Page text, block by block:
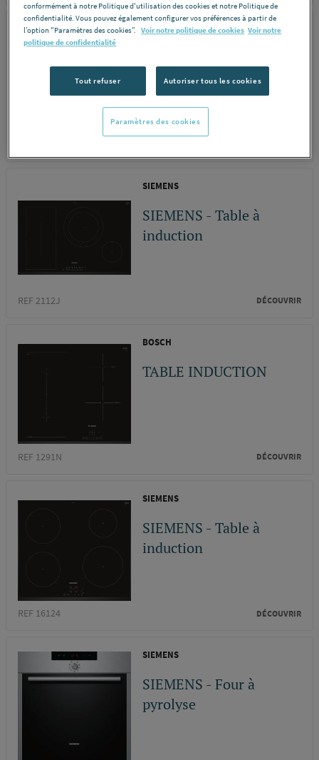
SIEMENS
tiroir
SIEMENS
SIEMENS - Table à
induction
REF 2112J DÉCOUVRIR
BOSCH
TABLE INDUCTION
REF 1291N DÉCOUVRIR
SIEMENS
SIEMENS - Table à
induction
REF 16124 DÉCOUVRIR
SIEMENS
SIEMENS - Four à
pyrolyse
conformément à notre Politique d'utilisation des cookies et notre Politique de
confidentialité. Vous pouvez également configurer vos préférences à partir de
l’option "Paramètres des cookies”. Voir notre politique de cookies Voir notre
politique de confidentialité
Tout refuser Autoriser tous les cookies
Paramètres des cookies